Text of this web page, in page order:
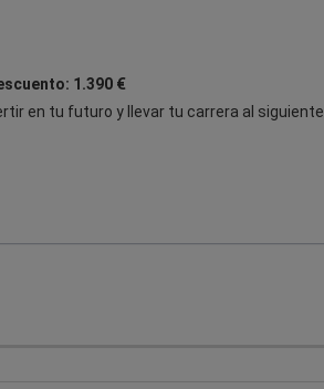
1.390 €
en tu futuro y llevar tu carrera al siguiente